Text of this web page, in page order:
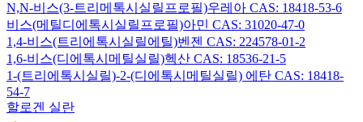
N,N-비스(3-트리메톡시실릴프로필)우레아 CAS: 18418-53-6
비스(메틸디에톡시실릴프로필)아민 CAS: 31020-47-0
1,4-비스(트리에톡시실릴에틸)벤젠 CAS: 224578-01-2
1,6-비스(디에톡시메틸실릴)헥산 CAS: 18536-21-5
1-(트리에톡시실릴)-2-(디에톡시메틸실릴) 에탄 CAS: 18418-
54-7
할로겐 실란